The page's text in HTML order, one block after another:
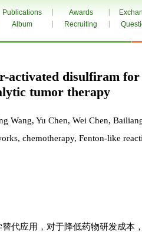
Publications Awards
Album Recruiting
activated disulfiram
tumor therapy
Yu Chen, Wei Chen,
chemotherapy, Fenton-like
代应用，对于降低药物研发成本